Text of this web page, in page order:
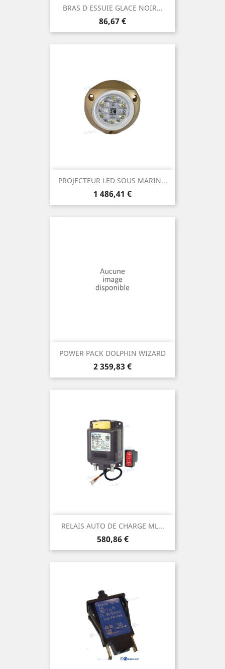
BRAS D ESSUIE GLACE NOIR...
Prix
86,67 €
PROJECTEUR LED SOUS MARIN...
Prix
1 486,41 €
POWER PACK DOLPHIN WIZARD
Prix
2 359,83 €
RELAIS AUTO DE CHARGE ML...
Prix
580,86 €